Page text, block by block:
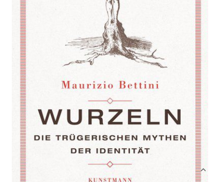
Von
Verlag: Kunstmann 14.02.2018
160 Seiten
Schutzumschlag
235-2
Bibliografische Daten
Autor:innenbeschreibung
Produktbeschreibung